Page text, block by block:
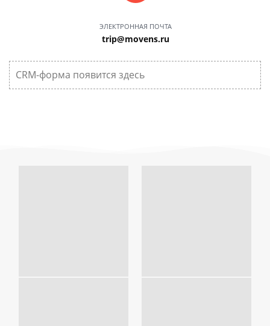
CRM-форма появится здесь
ЭЛЕКТРОННАЯ ПОЧТА
trip@movens.ru